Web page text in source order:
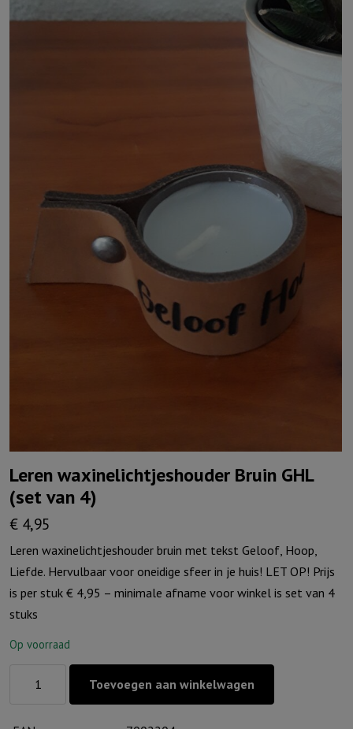
Leren waxinelichtjeshouder Bruin GHL
(set van 4)
€ 4,95
Leren waxinelichtjeshouder bruin met tekst Geloof, Hoop,
Liefde. Hervulbaar voor oneidige sfeer in je huis! LET OP! Prijs
is per stuk € 4,95 – minimale afname voor winkel is set van 4
stuks
Op voorraad
Toevoegen aan winkelwagen